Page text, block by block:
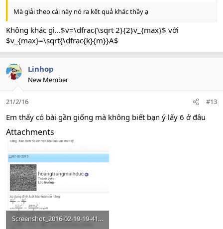
Mà giải theo cái này nó ra kết quả khác thầy ạ
Không khác gì...$v=\dfrac{\sqrt 2}{2}v_{max}$ với
$v_{max}=\sqrt{\dfrac{k}{m}}A$
Linhop
New Member
21/2/16 #13
Em thấy có bài gần giống mà không biết bạn ý lấy 6 ở đâu
Attachments
Screenshot_2016-02-19-19-41-55.png